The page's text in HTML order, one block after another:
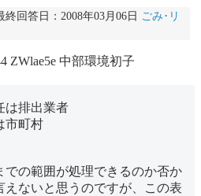
回答日：2008年03月06日 ごみ･リ
ZWlae5e 中部環境初子
は排出業者
市町村
での範囲が処理できるのか否か
えないと思うのですが、この表